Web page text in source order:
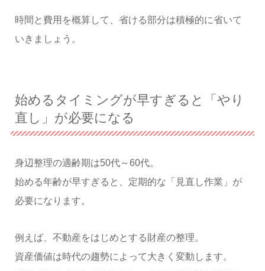
時間と費用を概算して、省ける部分は積極的に省いて
いきましょう。
始めるタイミングが早すぎると「やり
直し」が必要になる
身辺整理の適齢期は50代～60代。
始める年齢が早すぎると、定期的な「見直し作業」が
必要になります。
例えば、不動産をはじめとする財産の整理。
資産価値は時代の趨勢によって大きく変動します。